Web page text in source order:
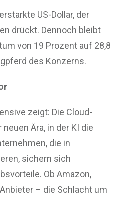
US-Dollar, der
drückt. Dennoch bleibt
von 19 Prozent auf 28,8
des Konzerns.
zeigt: Die Cloud-
Ära, in der KI die
die in
sichern sich
Ob Amazon,
– die Schlacht um